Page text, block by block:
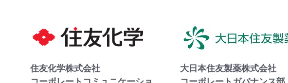
住友化学株式会社
大日本住友製薬株式会社